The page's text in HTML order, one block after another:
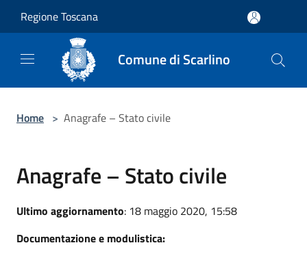
Regione Toscana
Comune di Scarlino
Home > Anagrafe – Stato civile
Anagrafe – Stato civile
Ultimo aggiornamento: 18 maggio 2020, 15:58
Documentazione e modulistica: